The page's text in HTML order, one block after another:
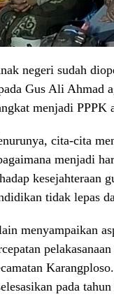
negeri sudah
Gus Ali Ahmad
menjadi PPPK
cita-cita
menjadi
kesejahteraan
tidak lepas
menyampaikan
pada